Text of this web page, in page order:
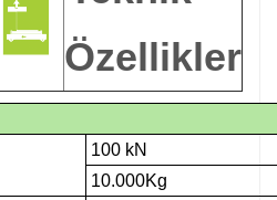
Özellikler
100 kN
10.000Kg